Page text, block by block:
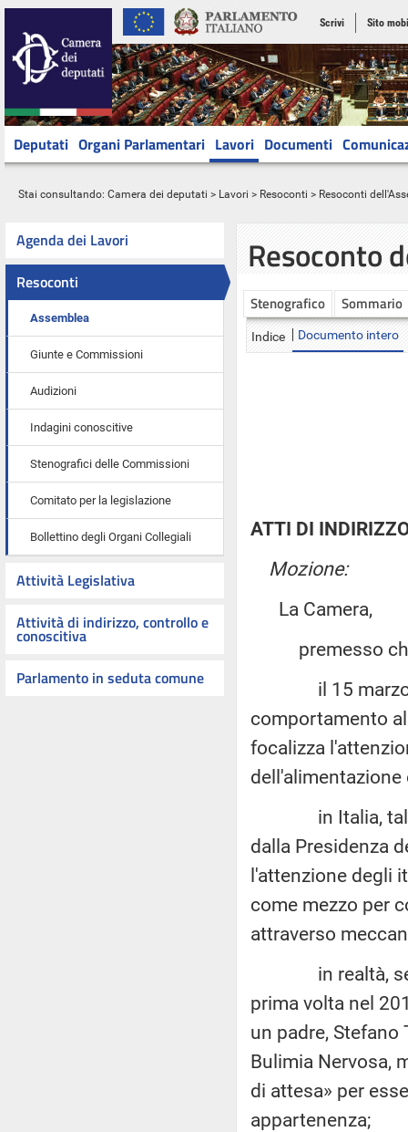
Scrivi Sito
Deputati Organi Parlamentari Lavori Documenti
Stai consultando: Camera dei deputati > Lavori > Resoconti > Resoconti
Agenda dei Lavori
Resoconti
Assemblea
Giunte e Commissioni
Audizioni
Indagini conoscitive
Stenografici delle Commissioni
Comitato per la legislazione
Bollettino degli Organi Collegiali
Attività Legislativa
Attività di indirizzo, controllo e
conoscitiva
Parlamento in seduta comune
Resoconto
Stenografico Sommario
Indice Documento intero
ATTI DI
Mozione:
La Camera,
premesso
il 15 marzo
comportamento
focalizza
dell'alimentazione
in Italia, tale
dalla Presidenza
l'attenzione degli
come mezzo per
attraverso
in realtà,
prima volta nel
un padre, Stefano
Bulimia Nervosa,
di attesa» per
appartenenza;